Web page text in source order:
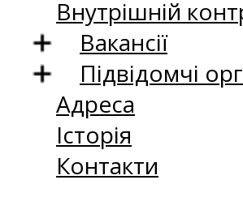
Внутрішній
Вакансії
Підвідомчі
Адреса
Історія
Контакти